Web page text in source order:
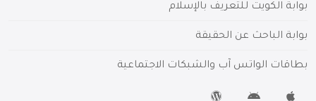
بوابة الكويت للتعريف بالإسلام
بوابة الباحث عن الحقيقة
بطاقات الواتس آب والشبكات الاجتماعية